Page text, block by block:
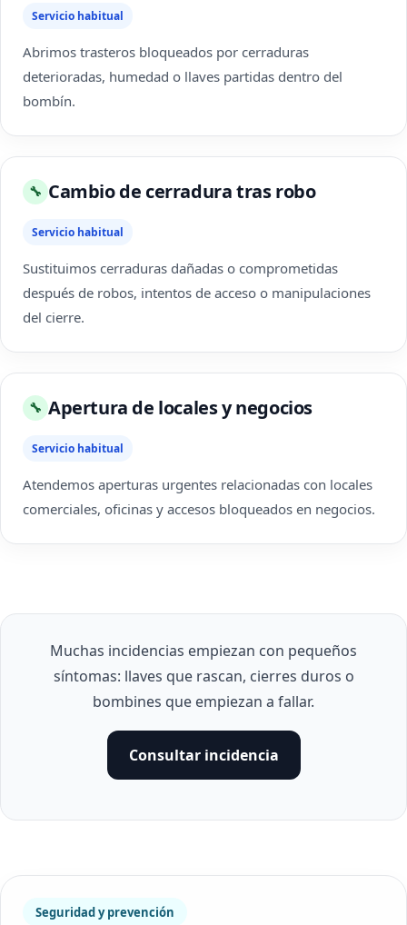
Servicio habitual
Abrimos trasteros bloqueados por cerraduras
deterioradas, humedad o llaves partidas dentro del
bombín.
🔧 Cambio de cerradura tras robo
Servicio habitual
Sustituimos cerraduras dañadas o comprometidas
después de robos, intentos de acceso o manipulaciones
del cierre.
🔧 Apertura de locales y negocios
Servicio habitual
Atendemos aperturas urgentes relacionadas con locales
comerciales, oficinas y accesos bloqueados en negocios.
Muchas incidencias empiezan con pequeños
síntomas: llaves que rascan, cierres duros o
bombines que empiezan a fallar.
Consultar incidencia
Seguridad y prevención